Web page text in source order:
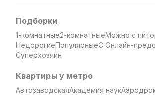
Подборки
1-комнатные2-комнатныеМожно с
НедорогиеПопулярныеС Онлайн-
Суперхозяин
Квартиры у метро
АвтозаводскаяАкадемия наук